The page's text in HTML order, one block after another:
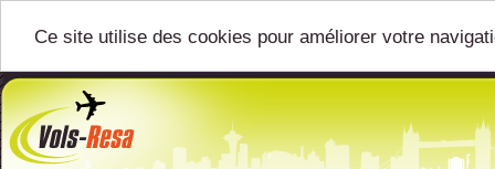
Ce site utilise des cookies pour améliorer votre